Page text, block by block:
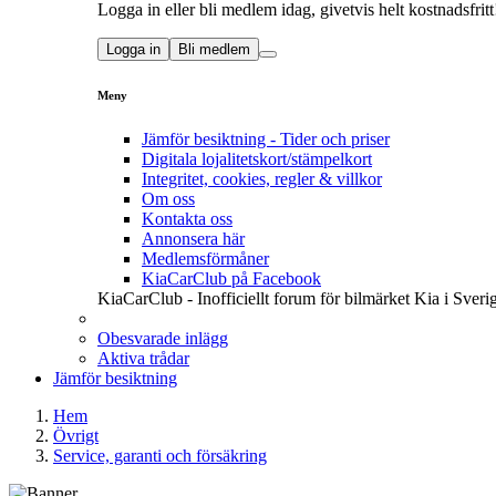
Logga in eller bli medlem idag, givetvis helt
Logga in Bli medlem
Meny
Jämför besiktning - Tider och priser
Digitala lojalitetskort/stämpelkort
Integritet, cookies, regler & villkor
Om oss
Kontakta oss
Annonsera här
Medlemsförmåner
KiaCarClub på Facebook
KiaCarClub - Inofficiellt forum för bilmärket Kia i
Obesvarade inlägg
Aktiva trådar
Jämför besiktning
Hem
Övrigt
Service, garanti och försäkring